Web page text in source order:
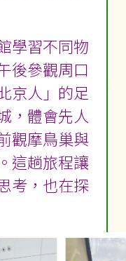
學習不同物
後參觀周口
京人」的足
，體會先人
觀摩鳥巢與
這趟旅程讓
考，也在探